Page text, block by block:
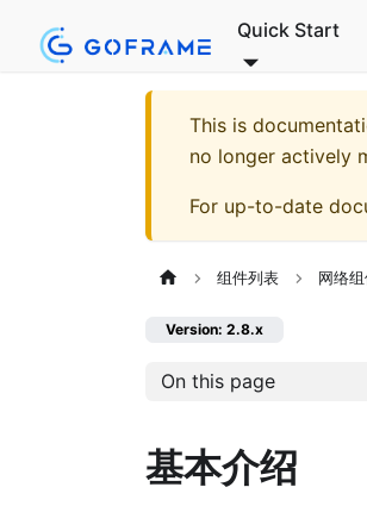
Quick Start
This is
no longer actively
For up-to-date
组件列表 网络
Version: 2.8.x
On this page
基本介绍